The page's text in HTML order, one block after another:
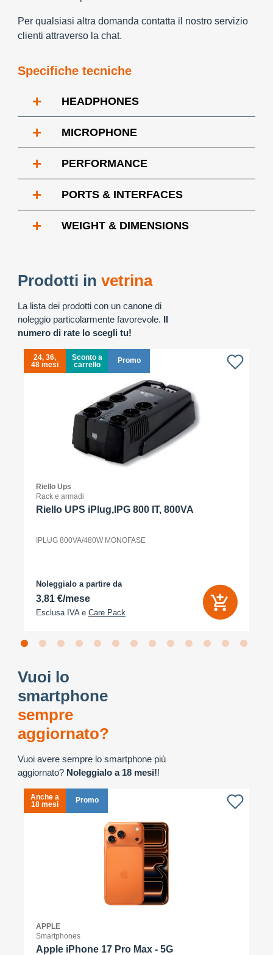
Per qualsiasi altra domanda contatta il nostro servizio
clienti attraverso la chat.
Specifiche tecniche
+ HEADPHONES
+ MICROPHONE
+ PERFORMANCE
+ PORTS & INTERFACES
+ WEIGHT & DIMENSIONS
Prodotti in vetrina
La lista dei prodotti con un canone di
noleggio particolarmente favorevole. Il
numero di rate lo scegli tu!
24, 36,
48 mesi
Sconto a
carrello
Promo
Riello Ups
Rack e armadi
Riello UPS iPlug,IPG 800 IT, 800VA
IPLUG 800VA/480W MONOFASE
Noleggialo a partire da
3,81 €/mese
Esclusa IVA e Care Pack
Vuoi lo
smartphone
sempre
aggiornato?
Vuoi avere sempre lo smartphone più
aggiornato? Noleggialo a 18 mesi!!
Anche a
18 mesi
Promo
APPLE
Smartphones
Apple iPhone 17 Pro Max - 5G